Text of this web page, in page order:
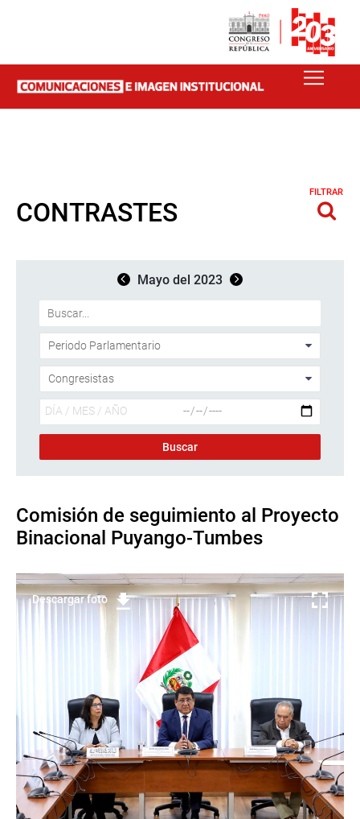
CONTRASTES
FILTRAR
Mayo del 2023
Comisión de seguimiento al Proyecto
Binacional Puyango-Tumbes
Descargar foto